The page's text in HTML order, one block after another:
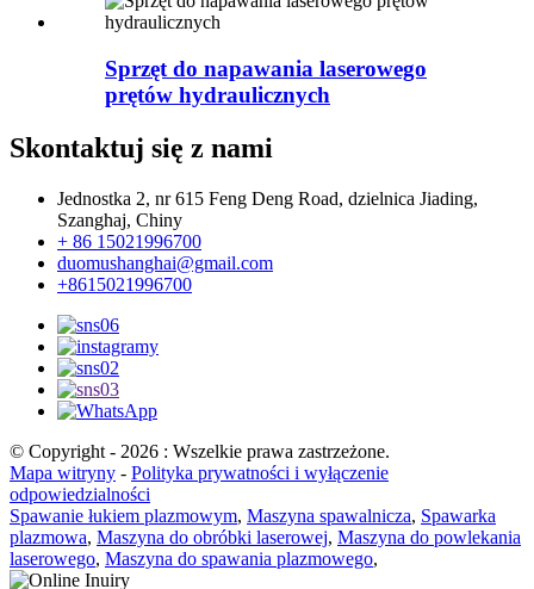
Sprzęt do napawania laserowego
prętów hydraulicznych
Skontaktuj się z nami
Jednostka 2, nr 615 Feng Deng Road, dzielnica Jiading,
Szanghaj, Chiny
+ 86 15021996700
duomushanghai@gmail.com
+8615021996700
© Copyright - 2026 : Wszelkie prawa zastrzeżone.
Mapa witryny - Polityka prywatności i wyłączenie
odpowiedzialności
Spawanie łukiem plazmowym, Maszyna spawalnicza, Spawarka
plazmowa, Maszyna do obróbki laserowej, Maszyna do powlekania
laserowego, Maszyna do spawania plazmowego,